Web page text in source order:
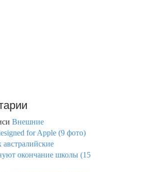
Внешние
for Apple (9 фото)
австралийские
окончание школы (15